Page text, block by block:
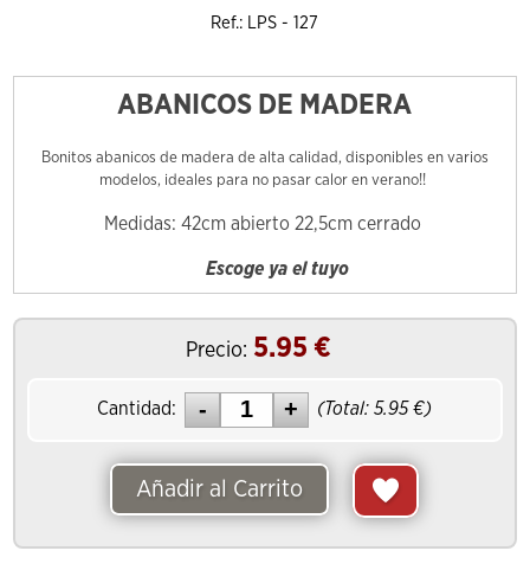
Ref.: LPS - 127
ABANICOS DE MADERA
Bonitos abanicos de madera de alta calidad, disponibles en varios
modelos, ideales para no pasar calor en verano!!
Medidas: 42cm abierto 22,5cm cerrado
Escoge ya el tuyo
Precio: 5.95 €
Cantidad: (Total:5.95 €)
Añadir al Carrito